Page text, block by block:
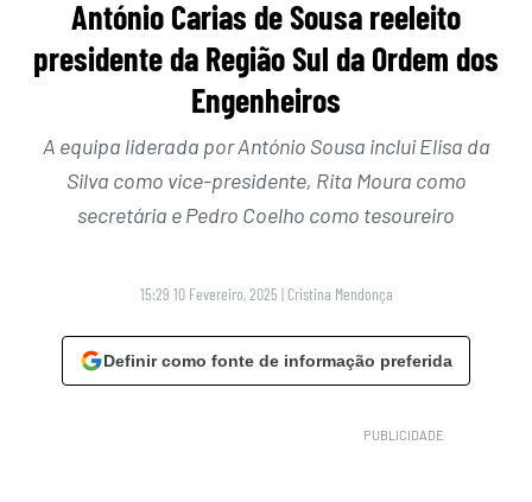
António Carias de Sousa reeleito
presidente da Região Sul da Ordem dos
Engenheiros
A equipa liderada por António Sousa inclui Elisa da
Silva como vice-presidente, Rita Moura como
secretária e Pedro Coelho como tesoureiro
15:29 10 Fevereiro, 2025 | Cristina Mendonça
Definir como fonte de informação preferida